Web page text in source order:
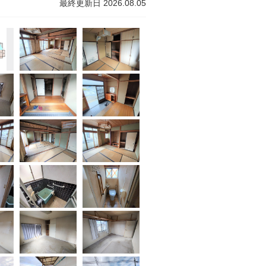
最終更新日 2026.08.05